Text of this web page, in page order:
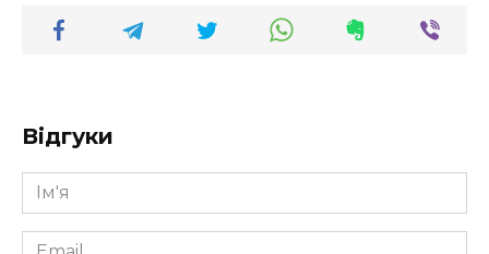
Відгуки
Ім'я
*
Email